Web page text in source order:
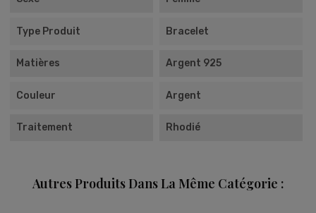
Type Produit Bracelet
Matières Argent 925
Couleur Argent
Traitement Rhodié
Autres Produits Dans La Même Catégorie :